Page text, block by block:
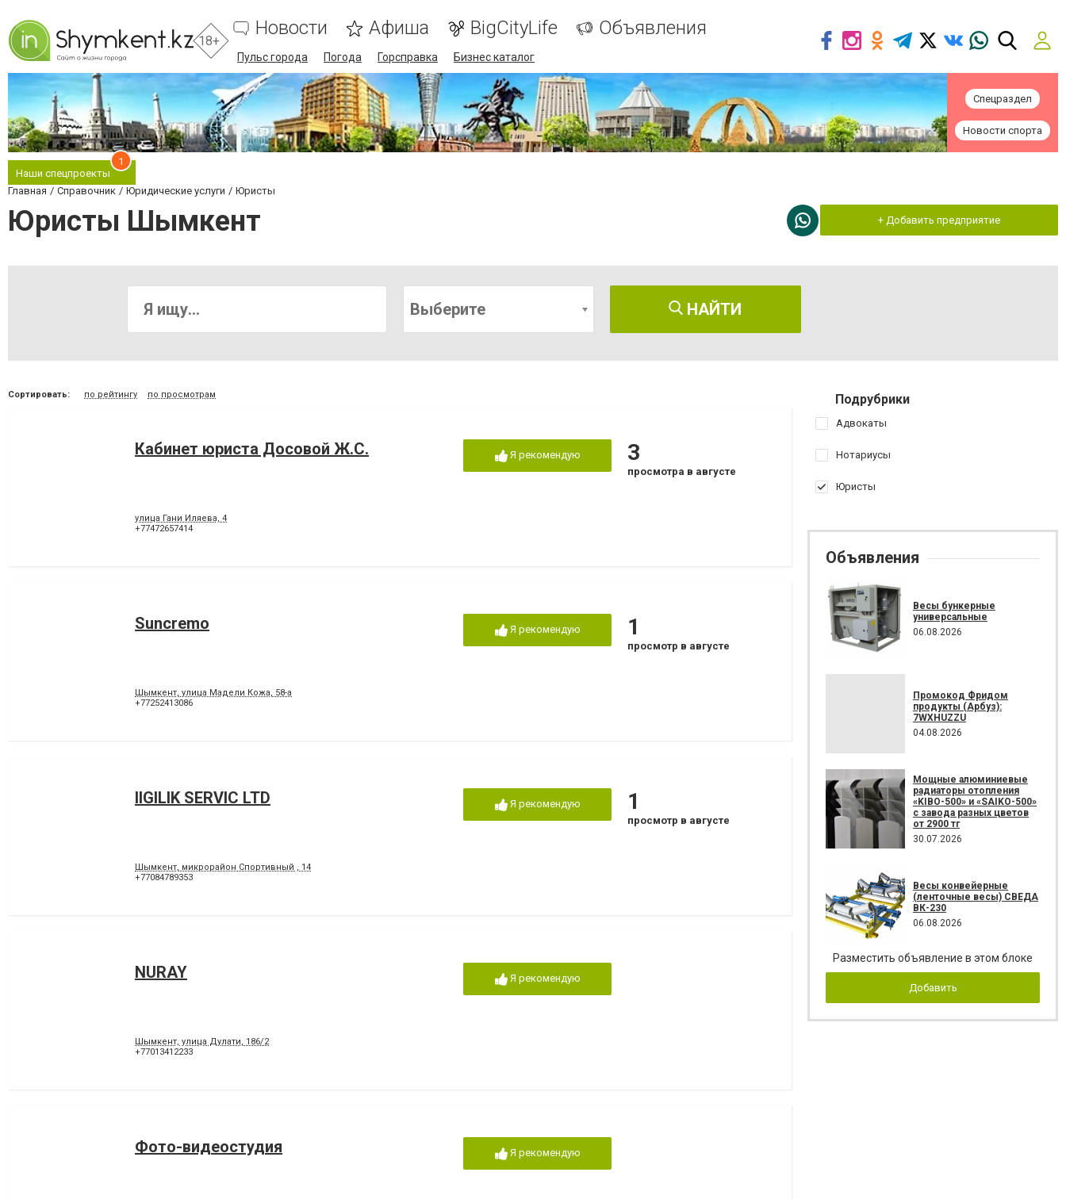
18+
Новости Афиша BigCityLife Объявления
Пульс города Погода Горсправка Бизнес каталог
Спецраздел
Новости спорта
Наши спецпроекты
1
Главная Справочник Юридические услуги Юристы
Юристы Шымкент + Добавить предприятие
Выберите НАЙТИ
Сортировать: по рейтингу по просмотрам
Кабинет юриста Досовой Ж.С.
улица Гани Иляева, 4
+77472657414
Я рекомендую 3
просмотра в августе
Suncremo
Шымкент, улица Мадели Кожа, 58-а
+77252413086
Я рекомендую 1
просмотр в августе
IIGILIK SERVIC LTD
Шымкент, микрорайон Спортивный , 14
+77084789353
Я рекомендую 1
просмотр в августе
NURAY
Шымкент, улица Дулати, 186/2
+77013412233
Я рекомендую
Фото-видеостудия Я рекомендую
Подрубрики
Адвокаты
Нотариусы
Юристы
Объявления
Весы бункерные
универсальные
06.08.2026
Промокод Фридом
продукты (Арбуз):
7WXHUZZU
04.08.2026
Мощные алюминиевые
радиаторы отопления
«KIBO-500» и «SAIKO-500»
с завода разных цветов
от 2900 тг
30.07.2026
Весы конвейерные
(ленточные весы) СВЕДА
ВК-230
06.08.2026
Разместить объявление в этом блоке
Добавить